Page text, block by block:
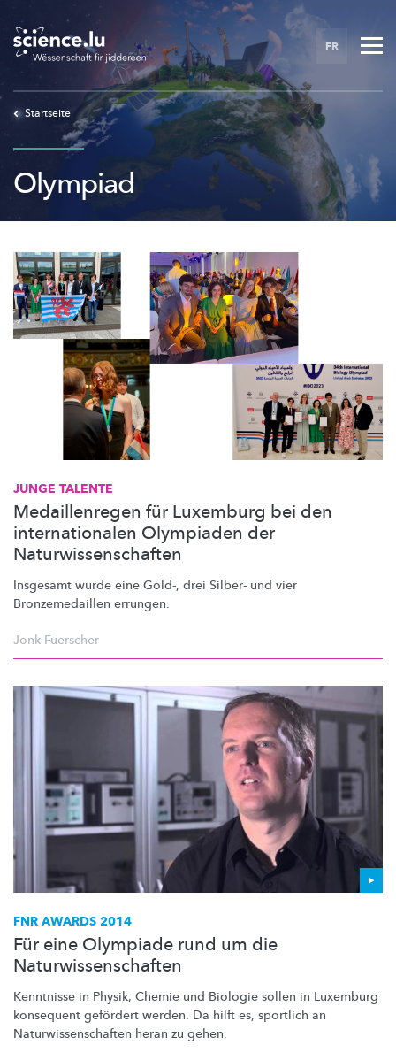
main
content
FR
Startseite
Olympiad
JUNGE TALENTE
Medaillenregen für Luxemburg bei den
internationalen Olympiaden der
Naturwissenschaften
Insgesamt wurde eine Gold-, drei Silber- und vier
Bronzemedaillen errungen.
Jonk Fuerscher
FNR AWARDS 2014
Für eine Olympiade rund um die
Naturwissenschaften
Kenntnisse in Physik, Chemie und Biologie sollen in Luxemburg
konsequent gefördert werden. Da hilft es, sportlich an
Naturwissenschaften heran zu gehen.